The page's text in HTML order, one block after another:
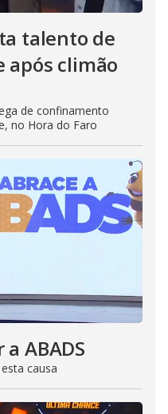
talento de
após climão
de confinamento
no Hora do Faro
ABADS
causa